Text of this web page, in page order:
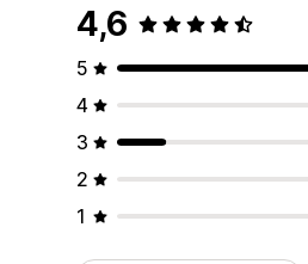
4,6
5
4
3
2
1